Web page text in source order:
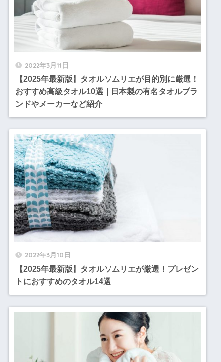
2022年3月11日
【2025年最新版】タオルソムリエが目的別に厳選！
おすすめ高級タオル10選｜日本製の有名タオルブラ
ンドやメーカーなど紹介
2022年3月10日
【2025年最新版】タオルソムリエが厳選！プレゼン
トにおすすめのタオル14選